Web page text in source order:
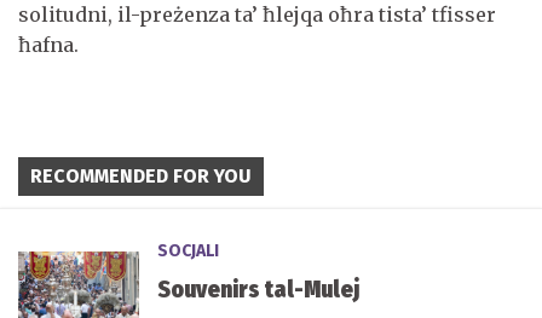
solitudni, il-preżenza ta’ ħlejqa oħra tista’ tfisser
ħafna.
RECOMMENDED FOR YOU
SOCJALI
Souvenirs tal-Mulej